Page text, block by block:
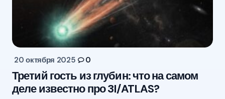
20 октября 2025 0
Третий гость из глубин: что на самом
деле известно про 3I/ATLAS?